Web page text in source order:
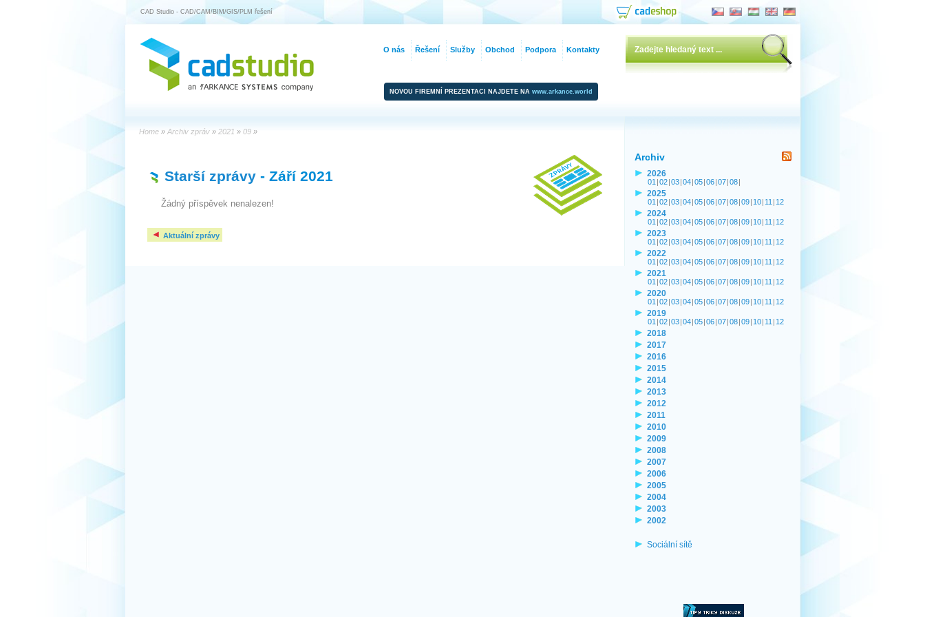
CAD Studio - CAD/CAM/BIM/GIS/PLM řešení
NOVOU FIREMNÍ PREZENTACI NAJDETE NA www.arkance.world
Home » Archiv zpráv » 2021 » 09 »
Starší zprávy - Září 2021
Žádný příspěvek nenalezen!
Aktuální zprávy
Archiv
2026
01 |02|03|04|05|06|07|08|
2025
01 |02|03|04|05|06|07|08|09| 10| 11 | 12
2024
01 |02|03|04|05|06|07|08|09| 10| 11 | 12
2023
01 |02|03|04|05|06|07|08|09| 10| 11 | 12
2022
01 |02|03|04|05|06|07|08|09| 10| 11 | 12
2021
01 |02|03|04|05|06|07|08|09| 10| 11 | 12
2020
01 |02|03|04|05|06|07|08|09| 10| 11 | 12
2019
01 |02|03|04|05|06|07|08|09| 10| 11 | 12
2018
2017
2016
2015
2014
2013
2012
2011
2010
2009
2008
2007
2006
2005
2004
2003
2002
Sociální sítě
O nás Řešení Služby Obchod Podpora Kontakty